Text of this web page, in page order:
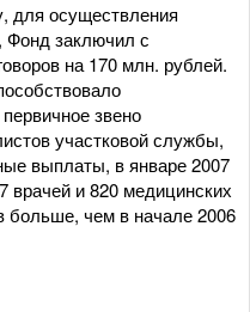
для осуществления
Фонд заключил с
на 170 млн. рублей.
звено
участковой службы,
выплаты, в январе 2007
врачей и 820 медицинских
больше, чем в начале 2006